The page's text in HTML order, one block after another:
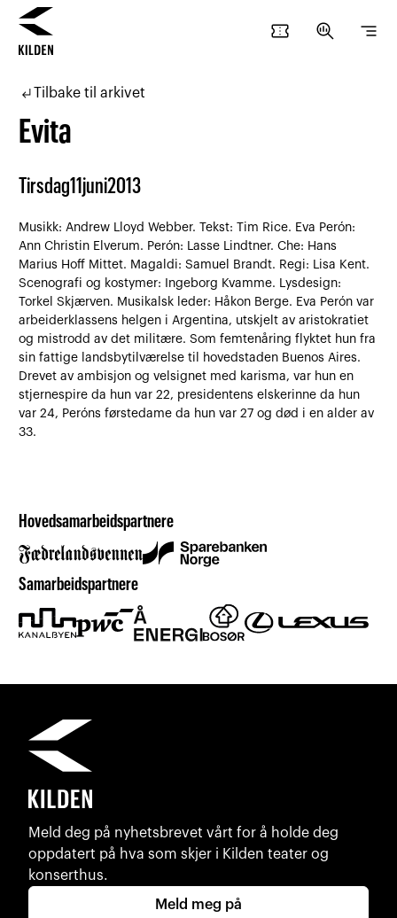
confirmation_number search_insights segment
subdirectory_arrow_leftTilbake til arkivet
Evita
Tirsdag11 juni2013
Musikk: Andrew Lloyd Webber. Tekst: Tim Rice. Eva Perón:
Ann Christin Elverum. Perón: Lasse Lindtner. Che: Hans
Marius Hoff Mittet. Magaldi: Samuel Brandt. Regi: Lisa Kent.
Scenografi og kostymer: Ingeborg Kvamme. Lysdesign:
Torkel Skjærven. Musikalsk leder: Håkon Berge. Eva Perón var
arbeiderklassens helgen i Argentina, utskjelt av aristokratiet
og mistrodd av det militære. Som femtenåring flyktet hun fra
sin fattige landsbytilværelse til hovedstaden Buenos Aires.
Drevet av ambisjon og velsignet med karisma, var hun en
stjernespire da hun var 22, presidentens elskerinne da hun
var 24, Peróns førstedame da hun var 27 og død i en alder av
33.
Hovedsamarbeidspartnere
Samarbeidspartnere
Meld deg på nyhetsbrevet vårt for å holde deg
oppdatert på hva som skjer i Kilden teater og
konserthus.
Meld meg på